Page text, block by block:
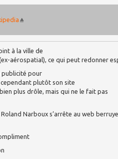
à la ville de
aérospatial), ce qui peut redonner
publicité pour
plutôt son site
plus drôle, mais qui ne le fait pas
Narboux s’arrête au web